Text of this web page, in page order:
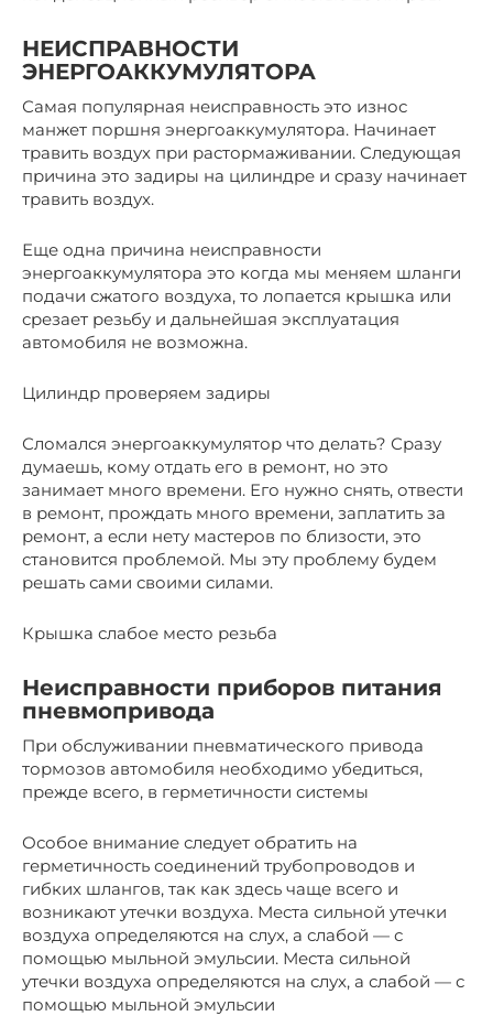
НЕИСПРАВНОСТИ
ЭНЕРГОАККУМУЛЯТОРА
Самая популярная неисправность это износ
манжет поршня энергоаккумулятора. Начинает
травить воздух при растормаживании. Следующая
причина это задиры на цилиндре и сразу начинает
травить воздух.
Еще одна причина неисправности
энергоаккумулятора это когда мы меняем шланги
подачи сжатого воздуха, то лопается крышка или
срезает резьбу и дальнейшая эксплуатация
автомобиля не возможна.
Цилиндр проверяем задиры
Сломался энергоаккумулятор что делать? Сразу
думаешь, кому отдать его в ремонт, но это
занимает много времени. Его нужно снять, отвести
в ремонт, прождать много времени, заплатить за
ремонт, а если нету мастеров по близости, это
становится проблемой. Мы эту проблему будем
решать сами своими силами.
Крышка слабое место резьба
Неисправности приборов питания
пневмопривода
При обслуживании пневматического привода
тормозов автомобиля необходимо убедиться,
прежде всего, в герметичности системы
Особое внимание следует обратить на
герметичность соединений трубопроводов и
гибких шлангов, так как здесь чаще всего и
возникают утечки воздуха. Места сильной утечки
воздуха определяются на слух, а слабой — с
помощью мыльной эмульсии. Места сильной
утечки воздуха определяются на слух, а слабой — с
помощью мыльной эмульсии